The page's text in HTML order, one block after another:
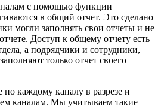
с помощью функции
в общий отчет. Это сделано
могли заполнять свои отчеты и не
Доступ к общему отчету есть
а подрядчики и сотрудники,
только отчет своего
каждому каналу в разрезе и
каналам. Мы учитываем такие